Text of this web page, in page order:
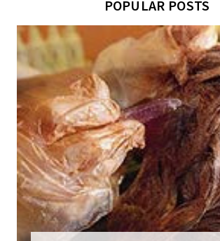
POPULAR POSTS